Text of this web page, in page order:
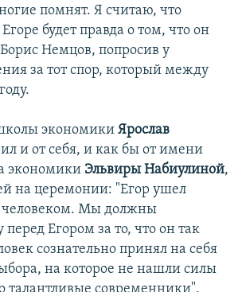
помнят. Я считаю, что
будет правда о том, что он
Немцов, попросив у
за тот спор, который между
экономики Ярослав
и от себя, и как бы от имени
экономики Эльвиры Набиулиной,
на церемонии: "Егор ушел
человеком. Мы должны
Егором за то, что он так
сознательно принял на себя
на которое не нашли силы